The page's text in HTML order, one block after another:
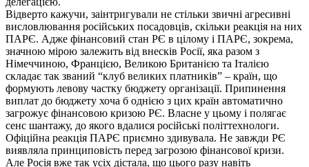
Відверто кажучи, заінтригували не стільки звичні агресивні
висловлювання російських посадовців, скільки реакція на них
ПАРЄ. Адже фінансовий стан РЄ в цілому і ПАРЄ, зокрема,
значною мірою залежить від внесків Росії, яка разом з
Німеччиною, Францією, Великою Британією та Італією
складає так званий “клуб великих платників” – країн, що
формують левову частку бюджету організації. Припинення
виплат до бюджету хоча б однією з цих країн автоматично
загрожує фінансовою кризою РЄ. Власне у цьому і полягає
сенс шантажу, до якого вдалися російські політтехнологи.
Офіційна реакція ПАРЄ приємно здивувала. Не завжди РЄ
виявляла принциповість перед загрозою фінансової кризи.
Але Росія вже так усіх дістала, що цього разу навіть